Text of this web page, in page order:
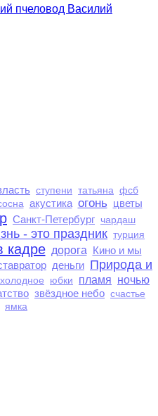
пчеловод Василий
ступени татьяна фсб
акустика огонь цветы
Санкт-Петербург чардаш
- это праздник турция
кадре дорога Кино и мы
деньги Природа и
холодное юбки пламя ночью
звёздное небо счастье
ямка